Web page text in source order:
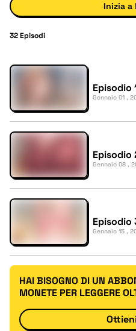
Inizia a
32Episodi
Episodio
Gennaio 01 ,
Episodio
Gennaio 08 ,
Episodio
Gennaio 15 ,
HAI BISOGNO DI UN
MONETE PER LEGGERE